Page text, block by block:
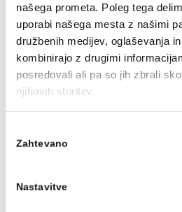
našega prometa. Poleg tega
uporabi našega mesta z našimi
družbenih medijev, oglaševanja
kombinirajo z drugimi
posredovali ali pa so jih zbrali
njihovih storitev.
soglasja
Zahtevano
Nastavitve